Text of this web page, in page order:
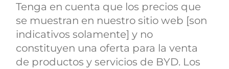
Tenga en cuenta que los precios que
se muestran en nuestro sitio web [son
indicativos solamente] y no
constituyen una oferta para la venta
de productos y servicios de BYD. Los